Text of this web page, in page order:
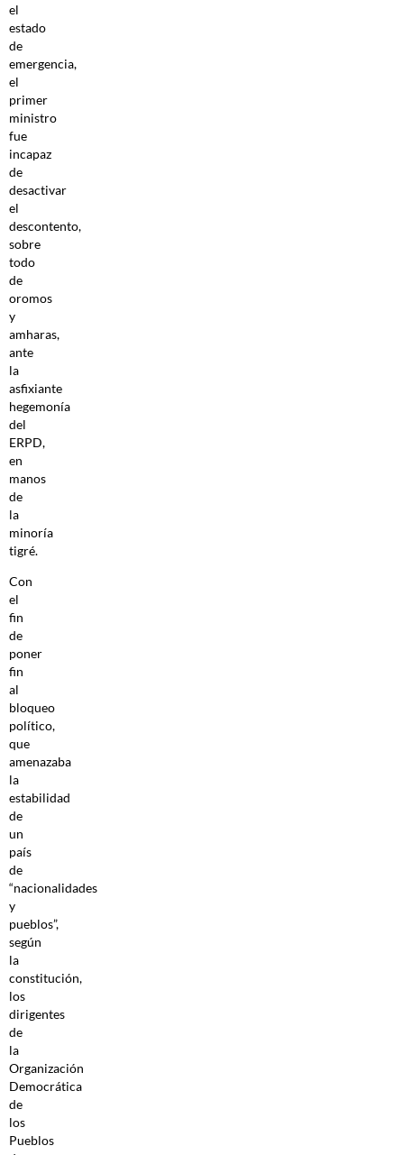
el
estado
de
emergencia,
el
primer
ministro
fue
incapaz
de
desactivar
el
descontento,
sobre
todo
de
oromos
y
amharas,
ante
la
asfixiante
hegemonía
del
ERPD,
en
manos
de
la
minoría
tigré.
Con
el
fin
de
poner
fin
al
bloqueo
político,
que
amenazaba
la
estabilidad
de
un
país
de
“nacionalidades
y
pueblos”,
según
la
constitución,
los
dirigentes
de
la
Organización
Democrática
de
los
Pueblos